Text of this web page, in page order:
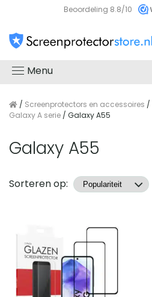
Beoordeling 8.8/10
Menu
/ Screenprotectors en accessoires /
Galaxy A serie / Galaxy A55
Galaxy A55
Producten
Sorteren op: